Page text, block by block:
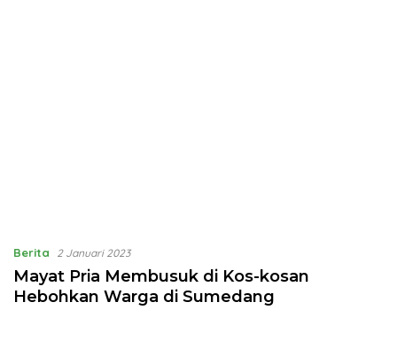
Berita 2 Januari 2023
Mayat Pria Membusuk di Kos-kosan
Hebohkan Warga di Sumedang